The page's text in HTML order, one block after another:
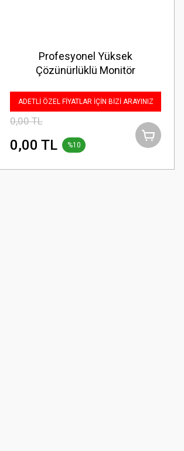
Profesyonel Yüksek
Çözünürlüklü Monitör
ADETLİ ÖZEL FİYATLAR İÇİN BİZİ ARAYINIZ
0,00 TL
0,00 TL %10